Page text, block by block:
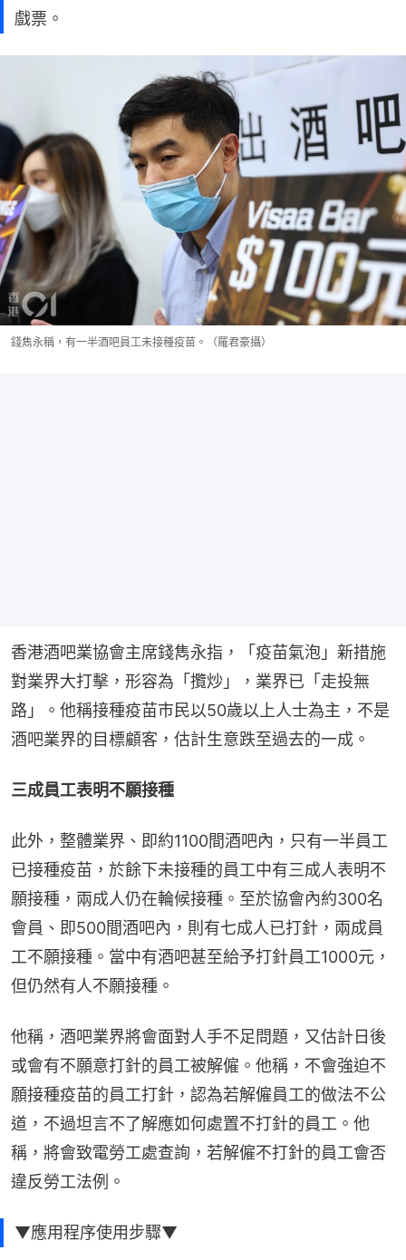
戲票。
錢雋永稱，有一半酒吧員工未接種疫苗。（羅君豪攝）
香港酒吧業協會主席錢雋永指，「疫苗氣泡」新措施
對業界大打擊，形容為「攬炒」，業界已「走投無
路」。他稱接種疫苗市民以50歲以上人士為主，不是
酒吧業界的目標顧客，估計生意跌至過去的一成。
三成員工表明不願接種
此外，整體業界、即約1100間酒吧內，只有一半員工
已接種疫苗，於餘下未接種的員工中有三成人表明不
願接種，兩成人仍在輪候接種。至於協會內約300名
會員、即500間酒吧內，則有七成人已打針，兩成員
工不願接種。當中有酒吧甚至給予打針員工1000元，
但仍然有人不願接種。
他稱，酒吧業界將會面對人手不足問題，又估計日後
或會有不願意打針的員工被解僱。他稱，不會強迫不
願接種疫苗的員工打針，認為若解僱員工的做法不公
道，不過坦言不了解應如何處置不打針的員工。他
稱，將會致電勞工處查詢，若解僱不打針的員工會否
違反勞工法例。
▼應用程序使用步驟▼